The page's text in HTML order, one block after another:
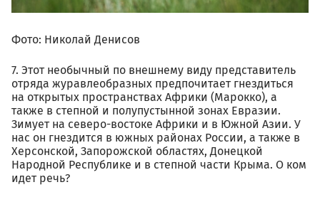
Фото: Николай Денисов
7. Этот необычный по внешнему виду представитель
отряда журавлеобразных предпочитает гнездиться
на открытых пространствах Африки (Марокко), а
также в степной и полупустынной зонах Евразии.
Зимует на северо-востоке Африки и в Южной Азии. У
нас он гнездится в южных районах России, а также в
Херсонской, Запорожской областях, Донецкой
Народной Республике и в степной части Крыма. О ком
идет речь?